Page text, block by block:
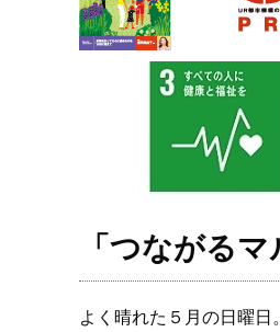
「つながる
よく晴れた５月の日曜